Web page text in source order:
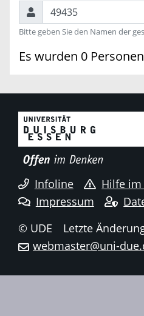
Suchen
Bitte geben Sie den Namen der
Es wurden 0
Infoline
Hilfe
Impressum
© UDE
Letzte
webmaster@uni-